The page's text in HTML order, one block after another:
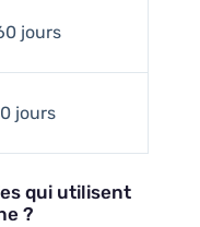
jours
jours
qui utilisent
?